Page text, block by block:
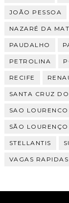
JOÃO PESSOA
NAZARÉ DA
PAUDALHO
PETROLINA
RECIFE
SANTA CRUZ
SAO
SÃO
STELLANTIS
VAGAS RAPIDAS